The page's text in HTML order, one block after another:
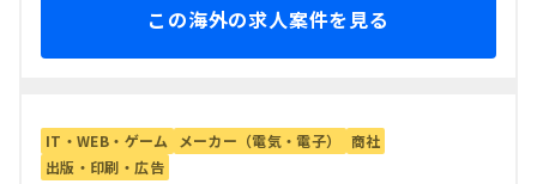
この海外の求人案件を見る
IT・WEB・ゲーム メーカー（電気・電子）
商社
出版・印刷・広告